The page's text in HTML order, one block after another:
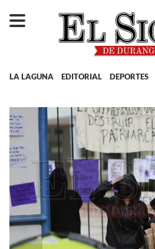
LA LAGUNA EDITORIAL DEPORTES